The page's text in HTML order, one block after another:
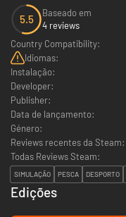
5.5
Baseado em
4 reviews
Country Compatibility:
Idiomas:
Instalação:
Developer:
Publisher:
Data de lançamento:
Género:
Reviews recentes da Steam:
Todas Reviews Steam:
SIMULAÇÃO PESCA DESPORTO
Edições